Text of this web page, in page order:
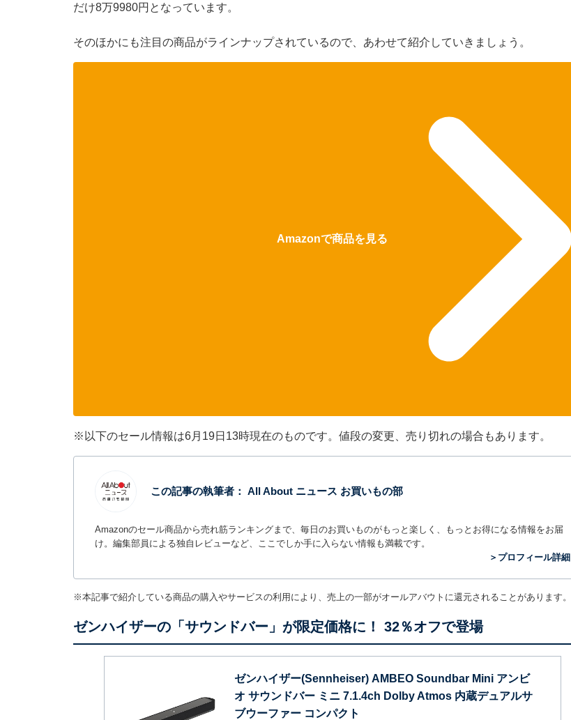
だけ8万9980円となっています。
そのほかにも注目の商品がラインナップされているので、あわせて紹介していきましょう。
Amazonで商品を見る
※以下のセール情報は6月19日13時現在のものです。値段の変更、売り切れの場合もあります。
この記事の執筆者： All About ニュース お買いもの部
Amazonのセール商品から売れ筋ランキングまで、毎日のお買いものがもっと楽しく、もっとお得になる情報をお届
け。編集部員による独自レビューなど、ここでしか手に入らない情報も満載です。
＞プロフィール詳細
※本記事で紹介している商品の購入やサービスの利用により、売上の一部がオールアバウトに還元されることがあります。
ゼンハイザーの「サウンドバー」が限定価格に！ 32％オフで登場
ゼンハイザー(Sennheiser) AMBEO Soundbar Mini アンビ
オ サウンドバー ミニ 7.1.4ch Dolby Atmos 内蔵デュアルサ
ブウーファー コンパクト